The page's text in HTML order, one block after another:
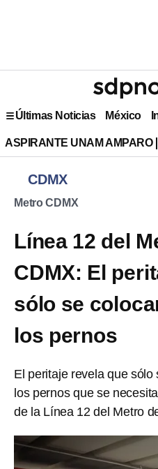
Últimas Noticias México
ASPIRANTE UNAM AMPARO
CDMX
Metro CDMX
Línea 12 del
CDMX: El
sólo se
los pernos
El peritaje revela que
los pernos que se
de la Línea 12 del Metro